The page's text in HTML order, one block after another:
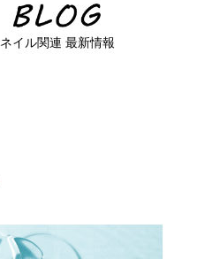
ネイル関連 最新情報